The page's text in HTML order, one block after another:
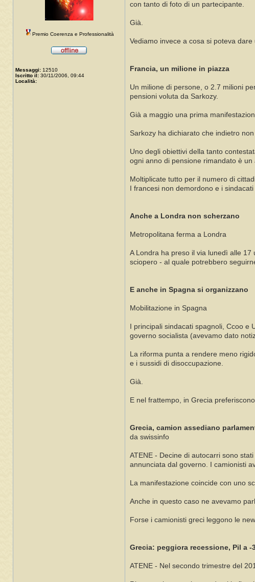
Premio Coerenza e Professionalità
Messaggi: 12510
Iscritto il: 30/11/2006, 09:44
Località:
con tanto di foto di un partecipante.
Già.
Vediamo invece a cosa si poteva
Francia, un milione in piazza
Un milione di persone, o 2.7 milioni
pensioni voluta da Sarkozy.
Già a maggio una prima
Sarkozy ha dichiarato che indietro
Uno degli obiettivi della tanto
ogni anno di pensione rimandato è
Moltiplicate tutto per il numero di
I francesi non demordono e i
Anche a Londra non scherzano
Metropolitana ferma a Londra
A Londra ha preso il via lunedì alle
sciopero - al quale potrebbero
E anche in Spagna si organizzano
Mobilitazione in Spagna
I principali sindacati spagnoli, Ccoo
governo socialista (avevamo dato
La riforma punta a rendere meno
e i sussidi di disoccupazione.
Già.
E nel frattempo, in Grecia
Grecia, camion assediano
da swissinfo
ATENE - Decine di autocarri sono
annunciata dal governo. I camionisti
La manifestazione coincide con uno
Anche in questo caso ne avevamo
Forse i camionisti greci leggono le
Grecia: peggiora recessione, Pil a -
ATENE - Nel secondo trimestre del